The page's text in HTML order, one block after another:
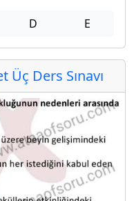
D E
Ders Sınavı